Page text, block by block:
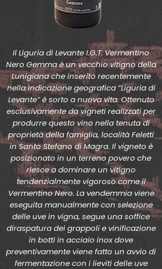
Il Liguria di Levante I.G.T. Vermentino
Nero Gemma è un vecchio vitigno della
Lunigiana che inserito recentemente
nella indicazione geografica “Liguria di
Levante” è sorto a nuova vita. Ottenuto
esclusivamente da vigneti realizzati per
produrre questo vino nella tenuta di
proprietà della famiglia, località Feletti
in Santo Stefano di Magra. Il vigneto è
posizionato in un terreno povero che
riesce a dominare un vitigno
tendenzialmente vigoroso come il
Vermentino Nero. La vendemmia viene
eseguita manualmente con selezione
delle uve in vigna, segue una soffice
diraspatura dei grappoli e vinificazione
in botti in acciaio inox dove
preventivamente viene fatto un avvio di
fermentazione con i lieviti delle uve